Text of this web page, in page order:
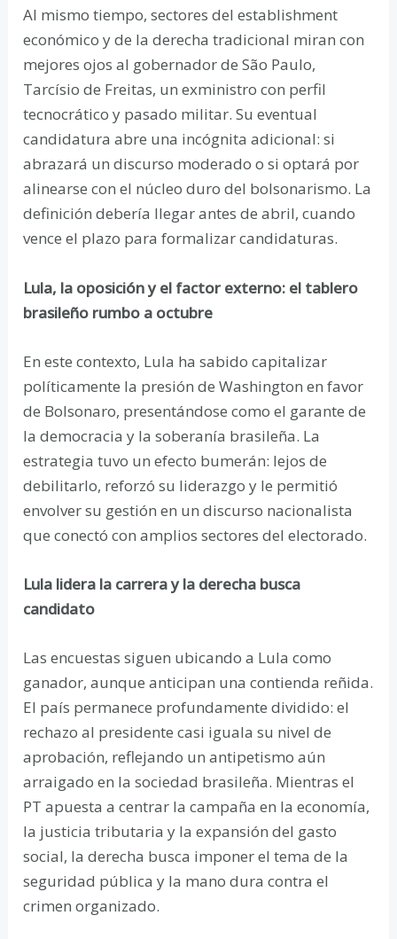
Al mismo tiempo, sectores del establishment
económico y de la derecha tradicional miran con
mejores ojos al gobernador de São Paulo,
Tarcísio de Freitas, un exministro con perfil
tecnocrático y pasado militar. Su eventual
candidatura abre una incógnita adicional: si
abrazará un discurso moderado o si optará por
alinearse con el núcleo duro del bolsonarismo. La
definición debería llegar antes de abril, cuando
vence el plazo para formalizar candidaturas.
Lula, la oposición y el factor externo: el tablero
brasileño rumbo a octubre
En este contexto, Lula ha sabido capitalizar
políticamente la presión de Washington en favor
de Bolsonaro, presentándose como el garante de
la democracia y la soberanía brasileña. La
estrategia tuvo un efecto bumerán: lejos de
debilitarlo, reforzó su liderazgo y le permitió
envolver su gestión en un discurso nacionalista
que conectó con amplios sectores del electorado.
Lula lidera la carrera y la derecha busca
candidato
Las encuestas siguen ubicando a Lula como
ganador, aunque anticipan una contienda reñida.
El país permanece profundamente dividido: el
rechazo al presidente casi iguala su nivel de
aprobación, reflejando un antipetismo aún
arraigado en la sociedad brasileña. Mientras el
PT apuesta a centrar la campaña en la economía,
la justicia tributaria y la expansión del gasto
social, la derecha busca imponer el tema de la
seguridad pública y la mano dura contra el
crimen organizado.